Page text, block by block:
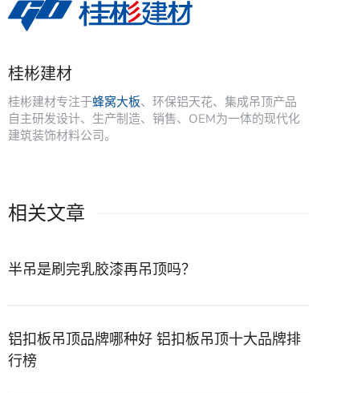
桂彬建材
桂彬建材专注于蜂窝大板、环保铝天花、集成吊顶产品
自主研发设计、生产制造、销售、OEM为一体的现代化
建筑装饰材料公司。
相关文章
半吊是刷完乳胶漆再吊顶吗？
铝扣板吊顶品牌哪种好 铝扣板吊顶十大品牌排
行榜